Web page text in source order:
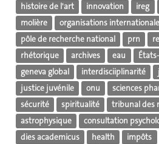
histoire de l'art
innovation ireg
molière
organisations
pôle de recherche national
prn
rhétorique
archives eau
geneva global
interdisciiplinarité
justice juvénile
onu
sciences
sécurité
spiritualité
tribunal des
astrophysique
consultation
dies academicus
health impôts